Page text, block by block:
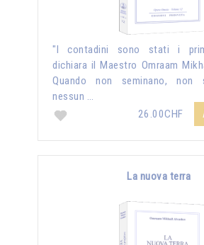
"I contadini sono stati i
dichiara il Maestro Omraam
Quando non seminano, non
nessun …
26.00CHF
La nuova terra